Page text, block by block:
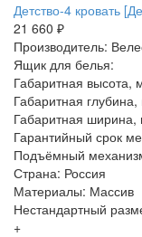
Детство-4 кровать
21 660 ₽
Производитель:
Ящик для белья:
Габаритная высота,
Габаритная
Габаритная
Гарантийный срок
Подъёмный
Страна: Россия
Материалы: Массив
Нестандартный
+